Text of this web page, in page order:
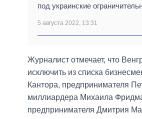
под украинские
5 августа 2022, 13:31
Журналист отмечает, что
исключить из списка
Кантора, предпринимателя
миллиардера Михаила
предпринимателя Дмитрия